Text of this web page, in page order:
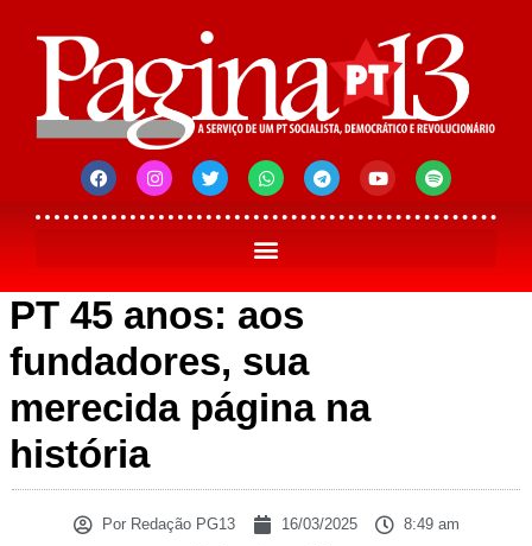
PT 45 anos: aos
fundadores, sua
merecida página na
história
PorRedação PG13 16/03/2025
8:49 am